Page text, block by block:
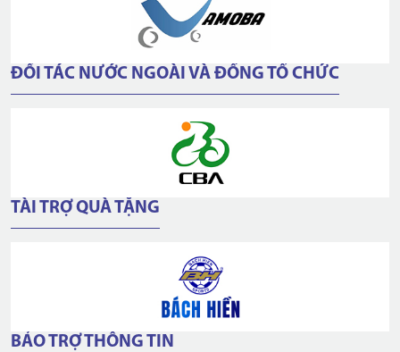
ĐỐI TÁC NƯỚC NGOÀI VÀ ĐỒNG TỔ CHỨC
TÀI TRỢ QUÀ TẶNG
BẢO TRỢ THÔNG TIN